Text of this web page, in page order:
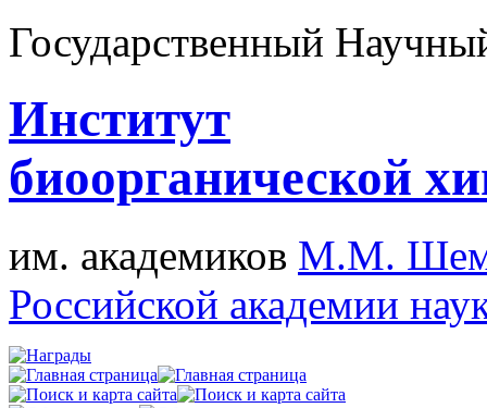
Государственный
Институт
биоорганической
им. академиков М.М.
Российской академии